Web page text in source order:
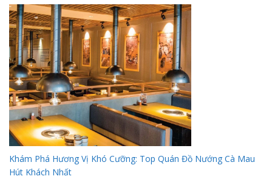
Khám Phá Hương Vị Khó Cưỡng: Top Quán Đồ Nướng Cà Mau
Hút Khách Nhất